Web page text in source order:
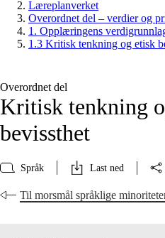
Læreplanverket
Overordnet del – verdier og
1. Opplæringens
1.3 Kritisk tenkning og etisk
Overordnet del
Kritisk tenkning
bevissthet
Språk Last ned
Til morsmål språklige